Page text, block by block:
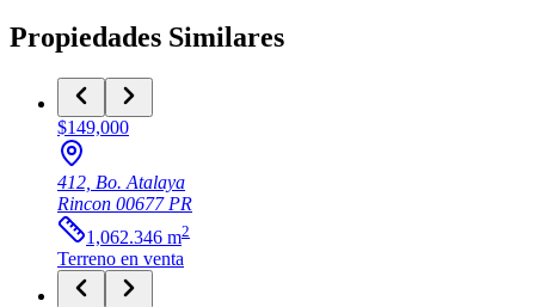
Propiedades Similares
$149,000
412, Bo. Atalaya
Rincon 00677PR
1,062.346 m2
Terreno en venta